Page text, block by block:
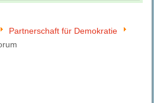
Partnerschaft für Demokratie